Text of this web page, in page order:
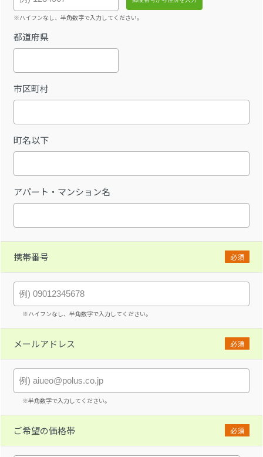
※ハイフンなし、半角数字で入力してください。
都道府県
市区町村
町名以下
アパート・マンション名
携帯番号 必須
※ハイフンなし、半角数字で入力してください。
メールアドレス 必須
※半角数字で入力してください。
ご希望の価格帯 必須